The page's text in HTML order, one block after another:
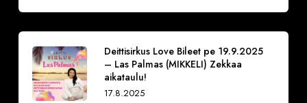
Deittisirkus Love Bileet pe 19.9.2025
– Las Palmas (MIKKELI) Zekkaa
aikataulu!
17.8.2025